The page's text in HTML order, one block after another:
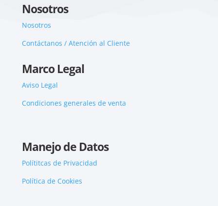
Nosotros
Nosotros
Contáctanos / Atención al Cliente
Marco Legal
Aviso Legal
Condiciones generales de venta
Manejo de Datos
Polítitcas de Privacidad
Política de Cookies